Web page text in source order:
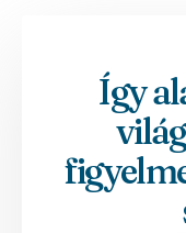
Így